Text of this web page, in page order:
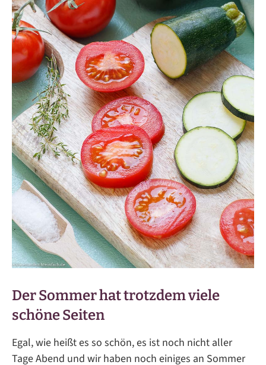
Der Sommer hat trotzdem viele
schöne Seiten
Egal, wie heißt es so schön, es ist noch nicht aller
Tage Abend und wir haben noch einiges an Sommer